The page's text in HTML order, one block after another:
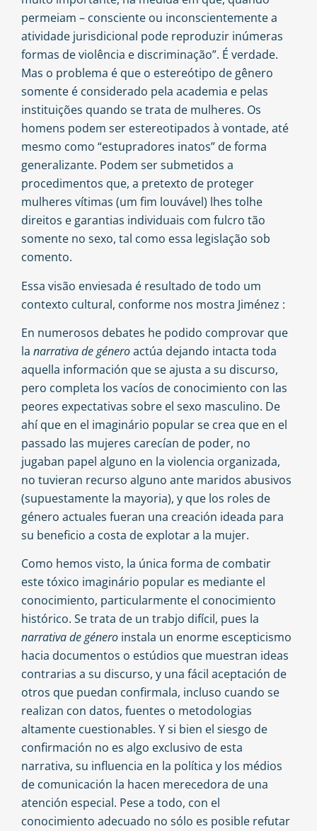
permeiam – consciente ou inconscientemente a
atividade jurisdicional pode reproduzir inúmeras
formas de violência e discriminação”. É verdade.
Mas o problema é que o estereótipo de gênero
somente é considerado pela academia e pelas
instituições quando se trata de mulheres. Os
homens podem ser estereotipados à vontade, até
mesmo como “estupradores inatos” de forma
generalizante. Podem ser submetidos a
procedimentos que, a pretexto de proteger
mulheres vítimas (um fim louvável) lhes tolhe
direitos e garantias individuais com fulcro tão
somente no sexo, tal como essa legislação sob
comento.
Essa visão enviesada é resultado de todo um
contexto cultural, conforme nos mostra Jiménez :
En numerosos debates he podido comprovar que
la narrativa de géneroactúa dejando intacta toda
aquella información que se ajusta a su discurso,
pero completa los vacíos de conocimiento con las
peores expectativas sobre el sexo masculino. De
ahí que en el imaginário popular se crea que en el
passado las mujeres carecían de poder, no
jugaban papel alguno en la violencia organizada,
no tuvieran recurso alguno ante maridos abusivos
(supuestamente la mayoria), y que los roles de
género actuales fueran una creación ideada para
su beneficio a costa de explotar a la mujer.
Como hemos visto, la única forma de combatir
este tóxico imaginário popular es mediante el
conocimiento, particularmente el conocimiento
histórico. Se trata de un trabjo difícil, pues la
narrativa de género instala un enorme escepticismo
hacia documentos o estúdios que muestran ideas
contrarias a su discurso, y una fácil aceptación de
otros que puedan confirmala, incluso cuando se
realizan con datos, fuentes o metodologias
altamente cuestionables. Y si bien el siesgo de
confirmación no es algo exclusivo de esta
narrativa, su influencia en la política y los médios
de comunicación la hacen merecedora de una
atención especial. Pese a todo, con el
conocimiento adecuado no sólo es posible refutar